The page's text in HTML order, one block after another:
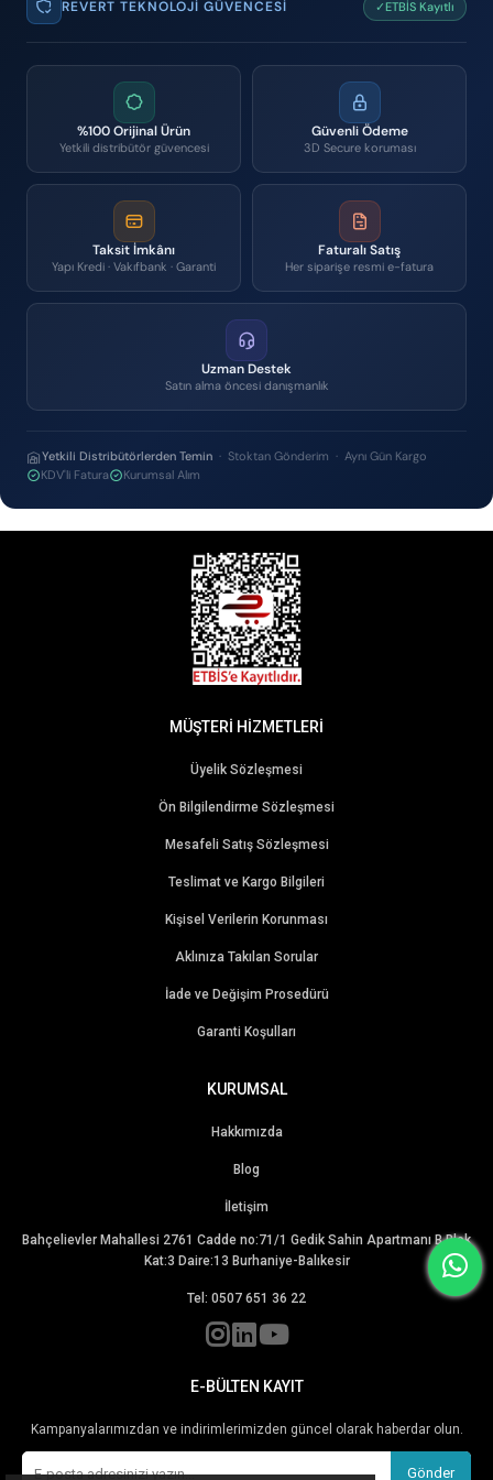
REVERT TEKNOLOJI GÜVENCESI ✓ETBİS Kayıtlı
%100 Orijinal Ürün
Yetkili distribütör güvencesi
Güvenli Ödeme
3D Secure koruması
Taksit İmkânı
Yapı Kredi · Vakıfbank · Garanti
Faturalı Satış
Her siparişe resmi e-fatura
Uzman Destek
Satın alma öncesi danışmanlık
Yetkili Distribütörlerden Temin · Stoktan Gönderim · Aynı Gün Kargo
KDV'li Fatura
Kurumsal Alım
MÜŞTERİ HİZMETLERİ
Üyelik Sözleşmesi
Ön Bilgilendirme Sözleşmesi
Mesafeli Satış Sözleşmesi
Teslimat ve Kargo Bilgileri
Kişisel Verilerin Korunması
Aklınıza Takılan Sorular
İade ve Değişim Prosedürü
Garanti Koşulları
KURUMSAL
Hakkımızda
Blog
İletişim
Bahçelievler Mahallesi 2761 Cadde no:71/1 Gedik Sahin Apartmanı B Blok
Kat:3 Daire:13 Burhaniye-Balıkesir
Tel: 0507 651 36 22
E-BÜLTEN KAYIT
Kampanyalarımızdan ve indirimlerimizden güncel olarak haberdar olun.
Gönder